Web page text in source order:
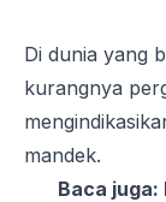
Di dunia yang
kurangnya
mandek.
Baca juga: